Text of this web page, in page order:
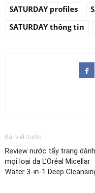
SATURDAY profiles
SATURDAY thông tin
Bài viết trước
Review nước tẩy trang
mọi loại da L’Oréal Micellar
Water 3-in-1 Deep